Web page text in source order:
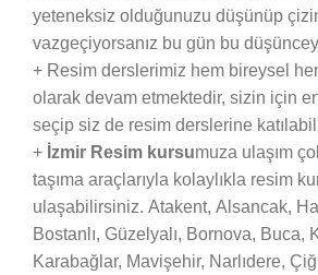
yeteneksiz olduğunuzu düşünüp
vazgeçiyorsanız bu gün bu
+ Resim derslerimiz hem bireysel
olarak devam etmektedir, sizin için
seçip siz de resim derslerine
+ İzmir Resim kursumuza ulaşım
taşıma araçlarıyla kolaylıkla resim
ulaşabilirsiniz. Atakent, Alsancak,
Bostanlı, Güzelyalı, Bornova, Buca,
Karabağlar, Mavişehir, Narlıdere,